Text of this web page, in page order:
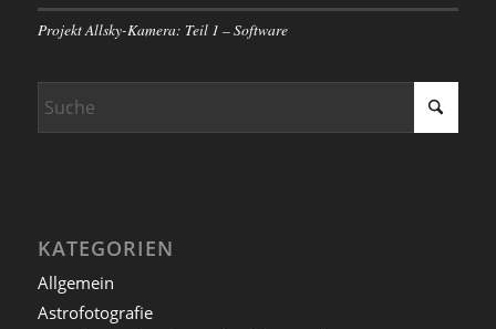
Projekt Allsky-Kamera: Teil 1 – Software
KATEGORIEN
Allgemein
Astrofotografie